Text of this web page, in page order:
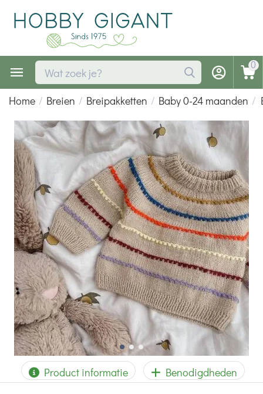
0
Home / Breien / Breipakketten / Baby 0-24 maanden /
Product informatie Benodigdheden